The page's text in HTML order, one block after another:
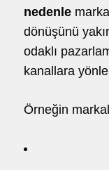
nedenle
dönüşünü
odaklı
kanallara
Örneğin